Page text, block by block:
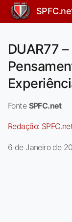
DUAR77
Fonte SPFC.net
Redação:
6 de Janeiro de